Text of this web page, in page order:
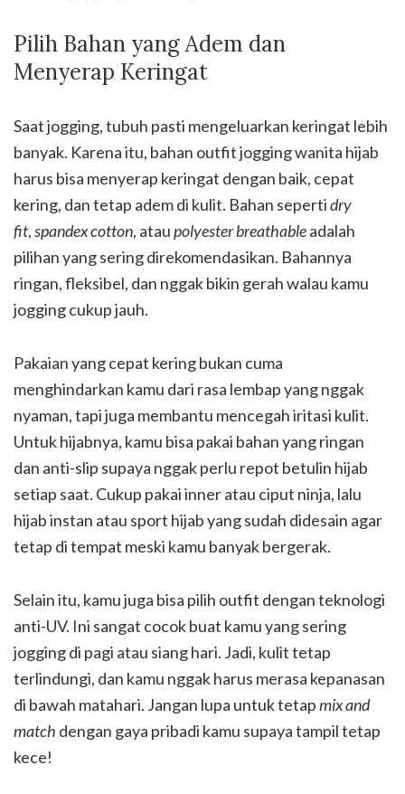
Pilih Bahan yang Adem dan
Menyerap Keringat
Saat jogging, tubuh pasti mengeluarkan keringat lebih
banyak. Karena itu, bahan outfit jogging wanita hijab
harus bisa menyerap keringat dengan baik, cepat
kering, dan tetap adem di kulit. Bahan sepertidry
fit,spandex cotton, ataupolyester breathableadalah
pilihan yang sering direkomendasikan. Bahannya
ringan, fleksibel, dan nggak bikin gerah walau kamu
jogging cukup jauh.
Pakaian yang cepat kering bukan cuma
menghindarkan kamu dari rasa lembap yang nggak
nyaman, tapi juga membantu mencegah iritasi kulit.
Untuk hijabnya, kamu bisa pakai bahan yang ringan
dan anti-slip supaya nggak perlu repot betulin hijab
setiap saat. Cukup pakai inner atau ciput ninja, lalu
hijab instan atau sport hijab yang sudah didesain agar
tetap di tempat meski kamu banyak bergerak.
Selain itu, kamu juga bisa pilih outfit dengan teknologi
anti-UV. Ini sangat cocok buat kamu yang sering
jogging di pagi atau siang hari. Jadi, kulit tetap
terlindungi, dan kamu nggak harus merasa kepanasan
di bawah matahari. Jangan lupa untuk tetapmix and
match dengan gaya pribadi kamu supaya tampil tetap
kece!